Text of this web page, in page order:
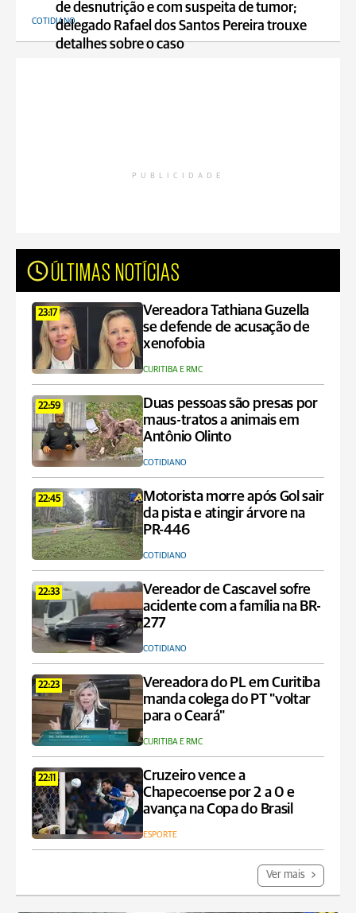
de desnutrição e com suspeita de tumor;
delegado Rafael dos Santos Pereira trouxe
detalhes sobre o caso
COTIDIANO
PUBLICIDADE
ÚLTIMAS NOTÍCIAS
23:17
Vereadora Tathiana Guzella
se defende de acusação de
xenofobia
CURITIBA E RMC
22:59
Duas pessoas são presas por
maus-tratos a animais em
Antônio Olinto
COTIDIANO
22:45
Motorista morre após Gol sair
da pista e atingir árvore na
PR-446
COTIDIANO
22:33
Vereador de Cascavel sofre
acidente com a família na BR-
277
COTIDIANO
22:23
Vereadora do PL em Curitiba
manda colega do PT "voltar
para o Ceará"
CURITIBA E RMC
22:11
Cruzeiro vence a
Chapecoense por 2 a 0 e
avança na Copa do Brasil
ESPORTE
Ver mais